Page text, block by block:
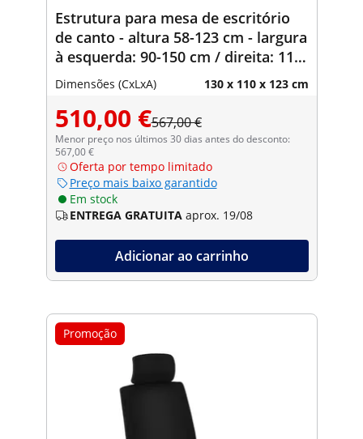
Estrutura para mesa de escritório
de canto - altura 58-123 cm - largura
à esquerda: 90-150 cm / direita: 110-
190 cm - ângulo 90° - 150 kg
Dimensões (CxLxA) 130 x 110 x 123 cm
510,00 €567,00 €
Menor preço nos últimos 30 dias antes do desconto:
567,00 €
Oferta por tempo limitado
Preço mais baixo garantido
Em stock
ENTREGA GRATUITA aprox. 19/08
Adicionar ao carrinho
Promoção